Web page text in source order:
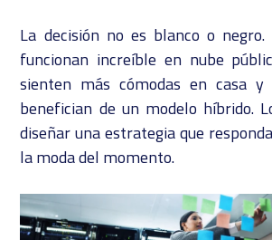
La decisión no es blanco o
funcionan increíble en nube
sienten más cómodas en casa y
benefician de un modelo híbrido.
diseñar una estrategia que
la moda del momento.